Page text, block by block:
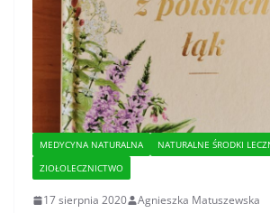
MEDYCYNA NATURALNA NATURALNE ŚRODKI
ZIOŁOLECZNICTWO
17 sierpnia 2020 Agnieszka Matuszewska